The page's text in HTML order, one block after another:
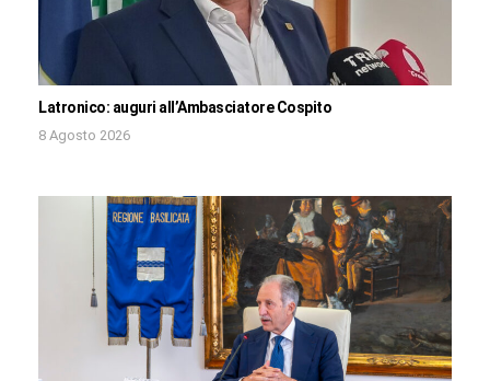
Latronico: auguri all’Ambasciatore Cospito
8 Agosto 2026